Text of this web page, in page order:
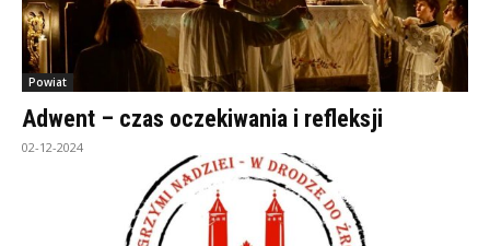
Powiat
Adwent – czas oczekiwania i refleksji
02-12-2024